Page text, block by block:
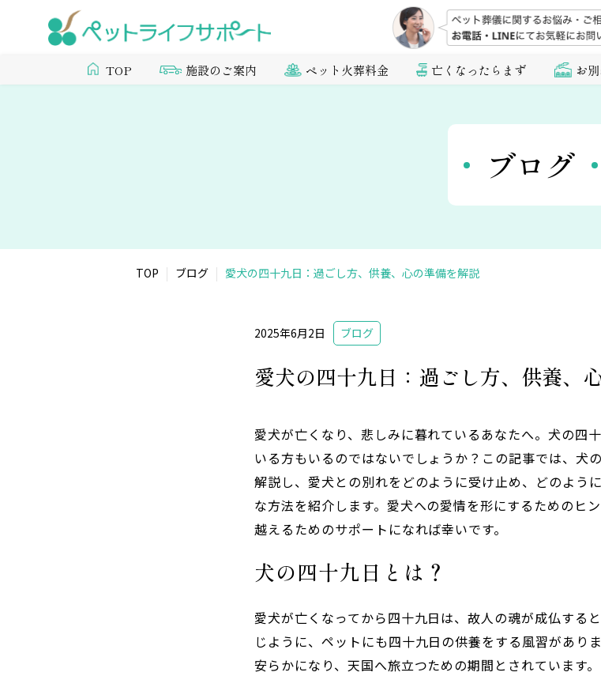
TOP 施設のご案内 ペット火葬料金 亡くなったらまず お
ブログ
TOP ブログ 愛犬の四十九日：過ごし方、供養、心の準備を解説
2025年6月2日 ブログ
愛犬の四十九日：過ごし方、供養、
愛犬が亡くなり、悲しみに暮れているあなたへ。犬の四
いる方もいるのではないでしょうか？この記事では、犬
解説し、愛犬との別れをどのように受け止め、どのよう
な方法を紹介します。愛犬への愛情を形にするためのヒ
越えるためのサポートになれば幸いです。
犬の四十九日とは？
愛犬が亡くなってから四十九日は、故人の魂が成仏する
じように、ペットにも四十九日の供養をする風習があり
安らかになり、天国へ旅立つための期間とされています